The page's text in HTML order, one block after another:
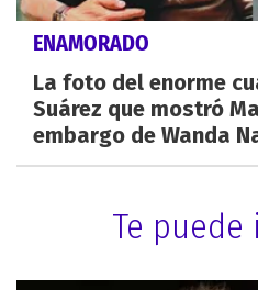
ENAMORADO
La foto del enorme
Suárez que mostró
embargo de Wanda
Te